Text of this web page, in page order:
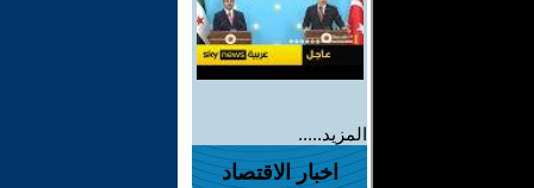
المزيد.....
اخبار الاقتصاد